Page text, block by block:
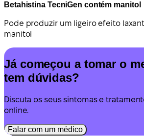
Betahistina TecniGen contém manitol
Pode produzir um ligeiro efeito
manitol
Já começou a tomar o
tem dúvidas?
Discuta os seus sintomas e
online.
Falar com um médico